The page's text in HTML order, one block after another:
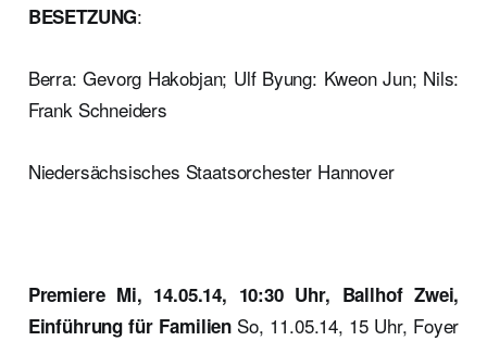
BESETZUNG:
Berra: Gevorg Hakobjan; Ulf Byung: Kweon Jun; Nils:
Frank Schneiders
Niedersächsisches Staatsorchester Hannover
Premiere Mi, 14.05.14, 10:30 Uhr, Ballhof Zwei,
Einführung für Familien So, 11.05.14, 15 Uhr, Foyer